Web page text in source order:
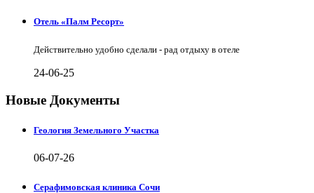
Отель «Палм Ресорт»
Действительно удобно сделали - рад отдыху в отеле
24-06-25
Новые Документы
Геология Земельного Участка
06-07-26
Серафимовская клиника Сочи